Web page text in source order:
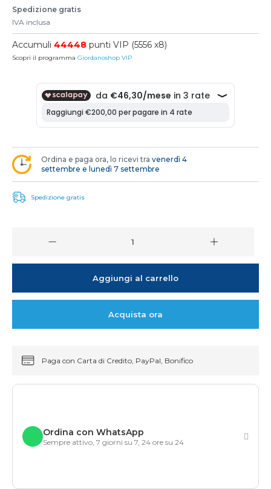
Spedizione gratis
IVA inclusa
Accumuli 44448 punti VIP (5556 x8)
Scopri il programma Giordanoshop VIP
Ordina e paga ora, lo ricevi tra venerdì 4
settembre e lunedì 7 settembre
Spedizione gratis
Aggiungi al carrello
Acquista ora
Paga con Carta di Credito, PayPal, Bonifico
Ordina con WhatsApp
Sempre attivo, 7 giorni su 7, 24 ore su 24